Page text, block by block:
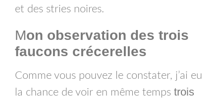
et des stries noires.
Mon observation des trois
faucons crécerelles
Comme vous pouvez le constater, j’ai eu
la chance de voir en même temps trois